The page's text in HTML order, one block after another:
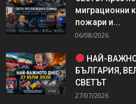
миграционни
пожари и...
06/08/2026
НАЙ-
БЪЛГАРИЯ,
СВЕТЪТ
27/07/2026